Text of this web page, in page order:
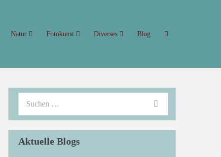
Natur Fotokunst Diverses Blog
Aktuelle Blogs